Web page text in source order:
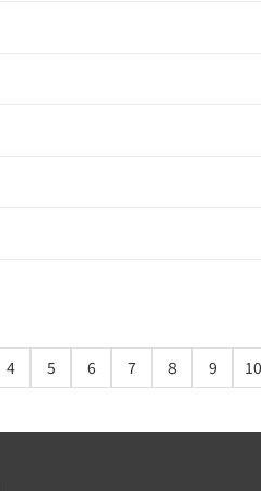
4 5 6 7 8 9 10